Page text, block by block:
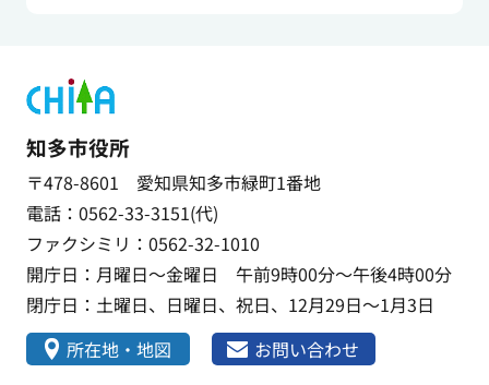
知多市役所
〒478-8601 愛知県知多市緑町1番地
電話：0562-33-3151(代)
ファクシミリ：0562-32-1010
開庁日：月曜日～金曜日 午前9時00分～午後4時00分
閉庁日：土曜日、日曜日、祝日、12月29日～1月3日
所在地・地図
お問い合わせ